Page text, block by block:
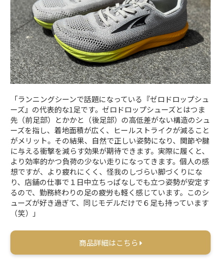
「ランニングシーンで話題になっている『ゼロドロップシュ
ーズ』の代表的な1足です。ゼロドロップシューズとはつま
先（前足部）とかかと（後足部）の高低差がない構造のシュ
ーズを指し、着地面積が広く、ヒールストライクが減ること
がメリット。その結果、自然で正しい姿勢になり、関節や腱
に与える衝撃を減らす効果が期待できます。実際に履くと、
より効率的かつ負荷の少ない走りになってきます。個人の感
想ですが、より疲れにくく、怪我のしづらい脚づくりにな
り、店舗の仕事で１日中立ちっぱなしでも立つ姿勢が安定す
るので、勤務終わりの足の疲労も軽く感じています。このシ
ューズが好き過ぎて、同じモデルだけで６足も持っています
（笑）」
商品詳細はこちら